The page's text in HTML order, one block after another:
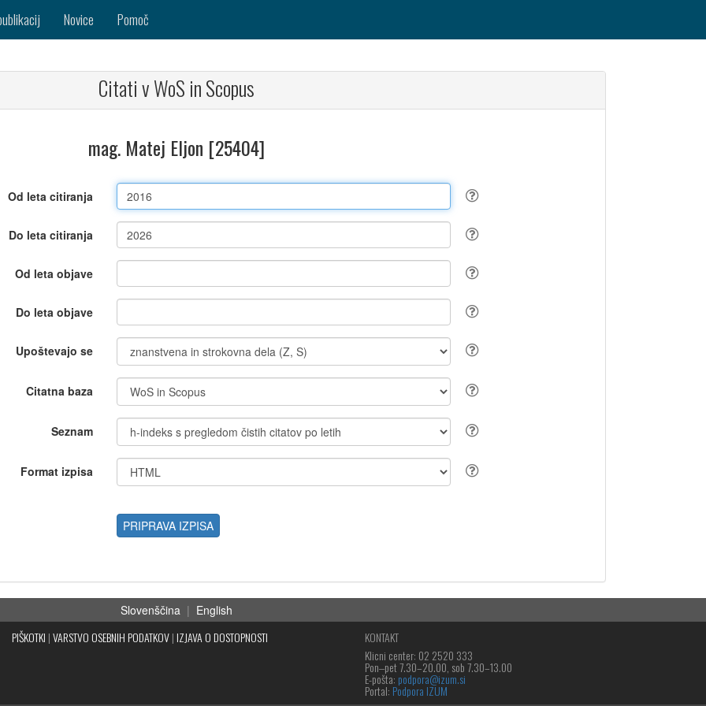
Novice Pomoč
Citati v WoS in Scopus
mag. Matej Eljon [25404]
Od leta citiranja
Do leta citiranja
Od leta objave
Do leta objave
Upoštevajo se
Citatna baza
Seznam
Format izpisa
PRIPRAVA IZPISA
Slovenščina | English
PIŠKOTKI |VARSTVO OSEBNIH PODATKOV| IZJAVA O DOSTOPNOSTI
KONTAKT
Klicni center: 02 2520 333
Pon‒pet 7.30–20.00, sob 7.30–13.00
E-pošta: podpora@izum.si
Portal: Podpora IZUM